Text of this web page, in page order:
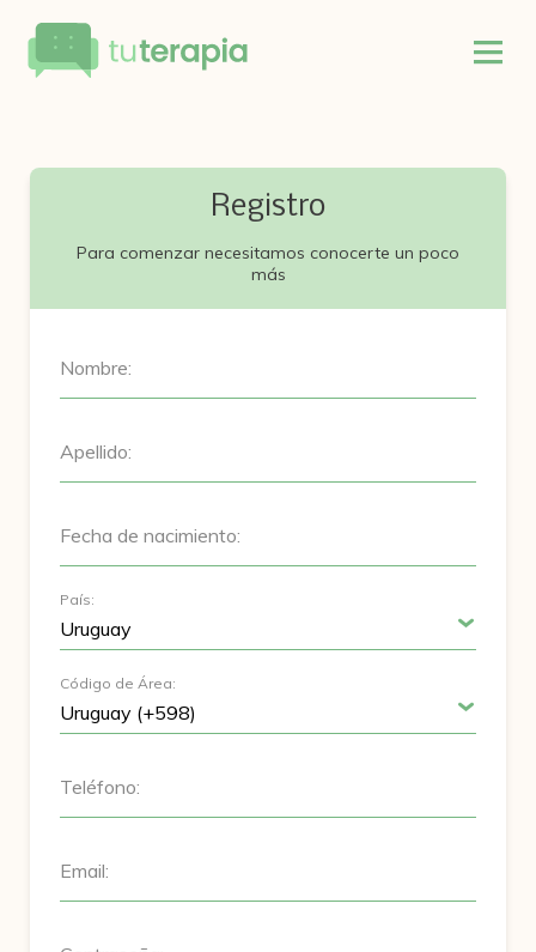
Registro
Para comenzar necesitamos conocerte un poco
más
Nombre:
Apellido:
Fecha de nacimiento:
País:
Código de Área:
Teléfono:
Email: